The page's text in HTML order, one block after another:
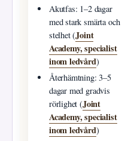
Akutfas: 1–2 dagar
med stark smärta och
stelhet (Joint
Academy, specialist
inom ledvård)
Återhämtning: 3–5
dagar med gradvis
rörlighet (Joint
Academy, specialist
inom ledvård)